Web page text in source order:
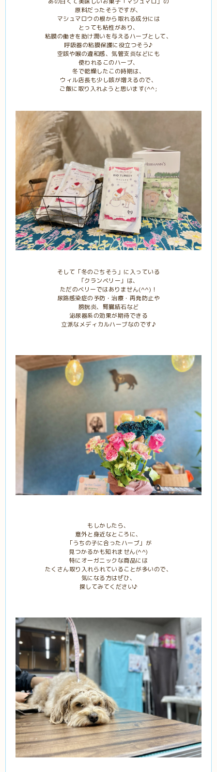
原料だったそうですが、
マシュマロウの根から取れる成分には
とっても粘性があり、
粘膜の働きを助け潤いを与えるハーブとして、
呼吸器の粘膜保護に役立つそう♪
空咳や喉の違和感、気管支炎などにも
使われるこのハーブ、
冬で乾燥したこの時期は、
ウィル店長も少し咳が増えるので、
ご飯に取り入れようと思います(^^;
そして「冬のごちそう」に入っている
「クランベリー」は、
ただのベリーではありません(^^)！
尿路感染症の予防・治療・再発防止や
膀胱炎、腎臓結石など
泌尿器系の効果が期待できる
立派なメディカルハーブなのです♪
もしかしたら、
意外と身近なところに、
「うちの子に合ったハーブ」が
見つかるかも知れません(^^)
特にオーガニックな商品には
たくさん取り入れられていることが多いので、
気になる方はぜひ、
探してみてください♪